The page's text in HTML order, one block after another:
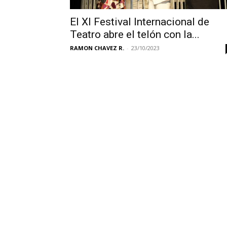
El XI Festival Internacional de
Teatro abre el telón con la...
RAMON CHAVEZ R. - 23/10/2023